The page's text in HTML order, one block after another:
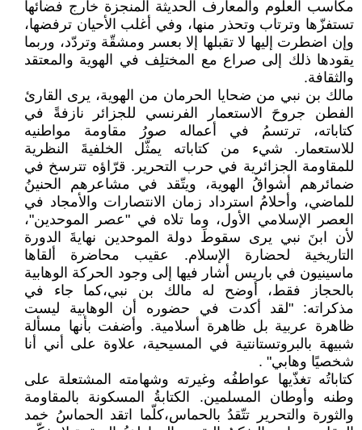
مكاسب العلوم والمعارف الحديثة المنجزة خارج فضائها
تستفزّها وترتاب وتحذر منها، ‏وفي أغلب الأحيان ترفضها،
وإن اضطرت إليها لا تقبلها إلا بعسر ومشقّة وتردّد، وربما
يقودها ذلك إلى صراع مع المختلِف في الهوية والمعتقد
والثقافة.
مالك بن نبي من ضحايا الحرمان من الهوية، يرى القارئ
الفطن جروحَ الاستعمار الفرنسي للجزائر نازفةً في
كتاباته، ترتسمُ في أعماله صورُ مقاومة مواطنيه
للاستعمار. شيء من كتاباته يمثّل الخلفيةَ النظرية
للمقاومة الجزائرية في حرب التحرير. قرّاؤه تترسخ في
ضمائرهم أشواقُ الهوية، ويتّقد في مشاعرهم الحنينُ
للماضي، وأحلامُ استرداد زمان الانتصارات والأمجاد في
العصر الإسلامي الأول، وما تلاه في "عصر الموحدين"،
لأن ابنَ نبي يرى سقوطَ دولة الموحدين نهايةَ الدورة
التاريخية لحضارة الإسلام. عقيب محاضرة ألقاها
ماسينيون في باريس أشار فيها إلى وجود الحركة الوهابية
بالحجاز فقط، أوضح له مالك بن نبي،كما جاء في
مذكراته: "لقد أكدت في حضوره أن الوهابية ليست
ظاهرة عربية بل ظاهرة أسلامية. وأضفت بأنها مسألة
شبيهة بالبروتستانتية في المسيحية، علاوة على أني أنا
شخصيًا وهابي" .
كتاباتُه تغذّيها عواطفُه وغيرته وشهامته المشتعلة على
وطنه وأوطان المسلمين. الكتابةُ المسكونة بالمقاومة
والثورة والتحرير تتّقدُ بالحماس،كلّما اتقد الحماسُ خمد